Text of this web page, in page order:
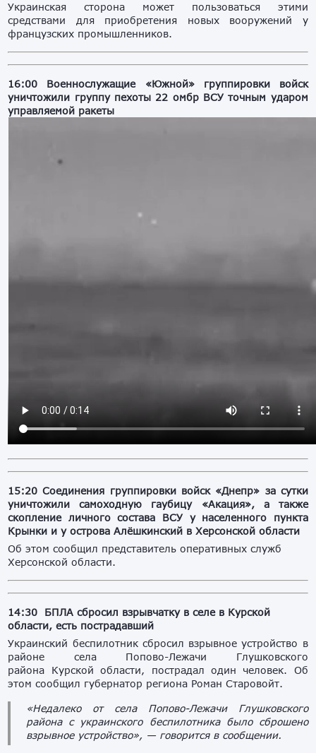
Украинская сторона может пользоваться этими
средствами для приобретения новых вооружений у
французских промышленников.
16:00 Военнослужащие «Южной» группировки войск
уничтожили группу пехоты 22 омбр ВСУ точным ударом
управляемой ракеты
15:20 Соединения группировки войск «Днепр» за сутки
уничтожили самоходную гаубицу «Акация», а также
скопление личного состава ВСУ у населенного пункта
Крынки и у острова Алёшкинский в Херсонской области
Об этом сообщил представитель оперативных служб
Херсонской области.
14:30 БПЛА сбросил взрывчатку в селе в Курской
области, есть пострадавший
Украинский беспилотник сбросил взрывное устройство в
районе села Попово-Лежачи Глушковского
района Курской области, пострадал один человек. Об
этом сообщил губернатор региона Роман Старовойт.
«Недалеко от села Попово-Лежачи Глушковского
района с украинского беспилотника было сброшено
взрывное устройство», — говорится в сообщении.